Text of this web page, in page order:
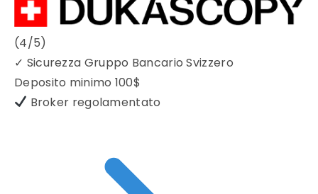
(4/5)
✓ Sicurezza Gruppo Bancario Svizzero
Deposito minimo 100$
Broker regolamentato